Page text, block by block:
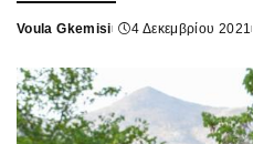
Posted
Voula Gkemisi 4 Δεκεμβρίου 2021